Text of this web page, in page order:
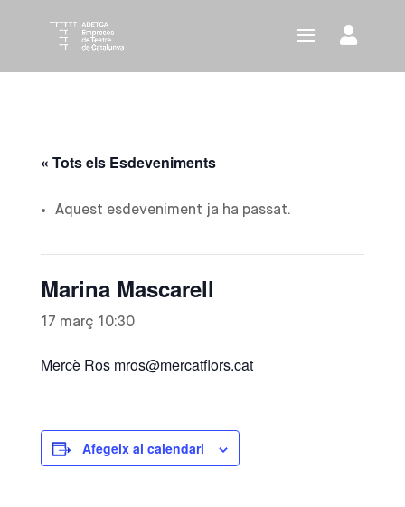
« Tots els Esdeveniments
Aquest esdeveniment ja ha passat.
Marina Mascarell
17 març 10:30
Mercè Ros mros@mercatflors.cat
Afegeix al calendari